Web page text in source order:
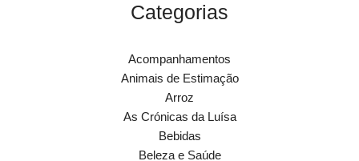
Categorias
Acompanhamentos
Animais de Estimação
Arroz
As Crónicas da Luísa
Bebidas
Beleza e Saúde